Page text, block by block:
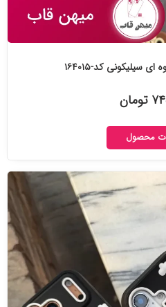
سیلیکونی کد-۱۶۴۰۱۵
محصول